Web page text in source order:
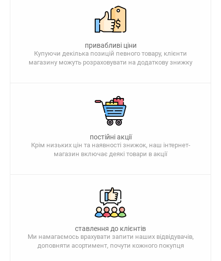
привабливі ціни
Купуючи декілька позицій певного товару, клієнти
магазину можуть розраховувати на додаткову знижку
постійні акції
Крім низьких цін та наявності знижок, наш інтернет-
магазин включає деякі товари в акції
ставлення до клієнтів
Ми намагаємось врахувати запити наших відвідувачів,
доповняти асортимент, почути кожного покупця